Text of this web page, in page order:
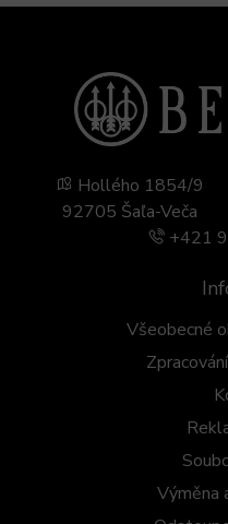
Všeobecné
Výměna
Hollého 1854/9
92705 Šaľa-Veča
+421